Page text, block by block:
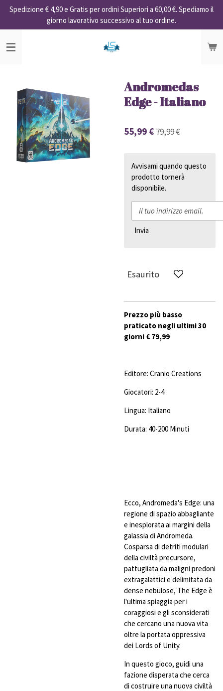
Vai
contenuto
principale
Spedizione € 4,90 e Gratis per ordini Superiori a 60,00 €. Spediamo il
giorno lavorativo successivo al tuo ordine.
Andromedas
Edge - Italiano
55,99 €79,99 €
Avvisami quando questo
prodotto tornerà
disponibile.
Invia
Esaurito
Prezzo più basso
praticato negli ultimi 30
giorni € 79,99
Editore: Cranio Creations
Giocatori: 2-4
Lingua: Italiano
Durata: 40-200 Minuti
Ecco, Andromeda's Edge: una
regione di spazio abbagliante
e inesplorata ai margini della
galassia di Andromeda.
Cosparsa di detriti modulari
della civiltà precursore,
pattugliata da maligni predoni
extragalattici e delimitata da
dense nebulose, The Edge è
l'ultima spiaggia per i
coraggiosi e gli sconsiderati
che cercano una nuova vita
oltre la portata oppressiva
dei Lords of Unity.
In questo gioco, guidi una
fazione disperata che cerca
di costruire una nuova civiltà